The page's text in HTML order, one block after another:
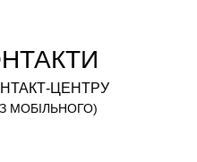
ЦЕНТРУ
МОБІЛЬНОГО)